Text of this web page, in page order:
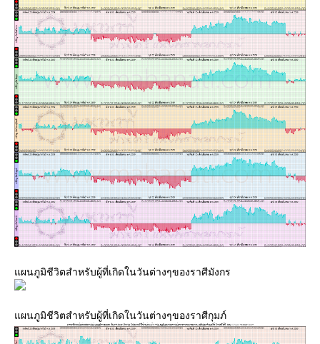
ผนภูมิชีวิตสำหรับผู้ที่เกิดในวันต่างๆของราศีมังกร
ผนภูมิชีวิตสำหรับผู้ที่เกิดในวันต่างๆของราศีกุมภ์